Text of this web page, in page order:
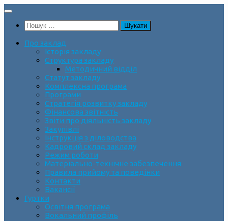
Skip
contentПошук:
Про заклад
Історія закладу
Структура закладу
Методичний відділ
Статут закладу
Комплексна програма
Програми
Стратегія розвитку закладу
Фінансова звітність
Звіти про діяльність закладу
Закупівлі
Інструкція з діловодства
Кадровий склад закладу
Режим роботи
Матеріально-технічне забезпечення
Правила прийому та поведінки
Контакти
Вакансії
Гуртки
Освітня програма
Вокальний профіль